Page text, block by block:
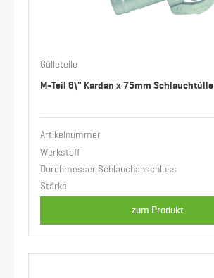
Gülleteile
M-Teil 6\" Kardan x 75mm Schlauchtülle
Artikelnummer
Werkstoff
Durchmesser Schlauchanschluss
Stärke
zum Produkt